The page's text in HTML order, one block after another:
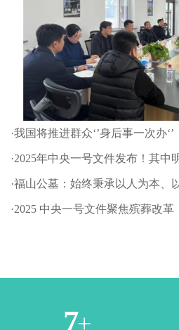
·我国将推进群众‘’身后事一次办‘’
·2025年中央一号文件发布！其中
·福山公墓：始终秉承以人为本、
·2025 中央一号文件聚焦殡葬改
1+